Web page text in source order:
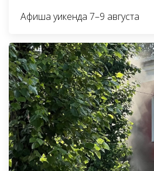
Афиша уикенда 7–9 августа